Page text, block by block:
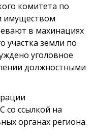
комитета по
имуществом
в махинациях
участка земли по
уголовное
должностными
со ссылкой на
органах региона.